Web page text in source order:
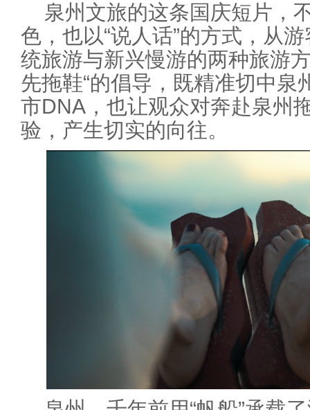
泉州文旅的这条国庆短片，
色，也以“说人话”的方式，从
统旅游与新兴慢游的两种旅游
先拖鞋“的倡导，既精准切中泉
市DNA，也让观众对奔赴泉州
验，产生切实的向往。